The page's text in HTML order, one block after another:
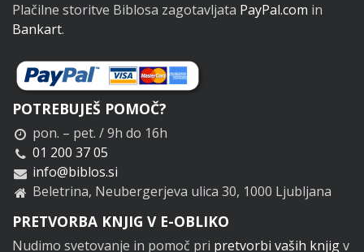
Plačilne storitve Biblosa zagotavljata PayPal.com in
Bankart.
POTREBUJEŠ POMOČ?
pon. – pet. / 9h do 16h
01 200 37 05
info@biblos.si
Beletrina, Neubergerjeva ulica 30, 1000 Ljubljana
PRETVORBA KNJIG V E-OBLIKO
Nudimo svetovanje in pomoč pri pretvorbi vaših knjigv